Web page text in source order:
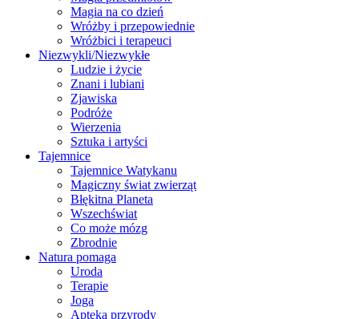
Magia na co dzień
Wróżby i przepowiednie
Wróżbici i terapeuci
Niezwykli/Niezwykłe
Ludzie i życie
Znani i lubiani
Zjawiska
Podróże
Wierzenia
Sztuka i artyści
Tajemnice
Tajemnice Watykanu
Magiczny świat zwierząt
Błękitna Planeta
Wszechświat
Co może mózg
Zbrodnie
Natura pomaga
Uroda
Terapie
Joga
Apteka przyrody